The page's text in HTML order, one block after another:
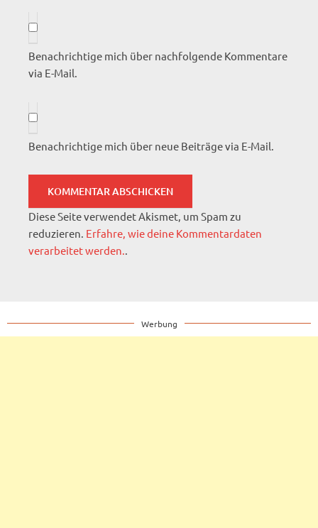
Benachrichtige mich über nachfolgende Kommentare
via E-Mail.
Benachrichtige mich über neue Beiträge via E-Mail.
Diese Seite verwendet Akismet, um Spam zu
reduzieren. Erfahre, wie deine Kommentardaten
verarbeitet werden.
Werbung